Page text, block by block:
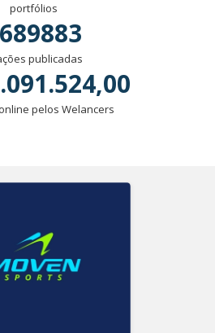
portfólios
publicadas
pelos Welancers